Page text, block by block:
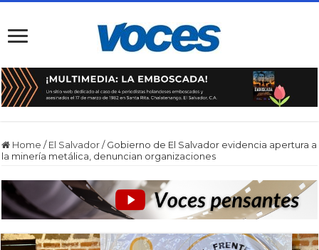
Home / El Salvador / Gobierno de El Salvador evidencia apertura a
la minería metálica, denuncian organizaciones